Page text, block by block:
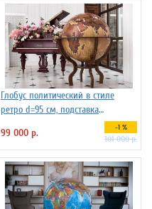
Глобус политический в стиле
ретро d=95 см, подставка
99 000 р. -1 %
101 000 р.